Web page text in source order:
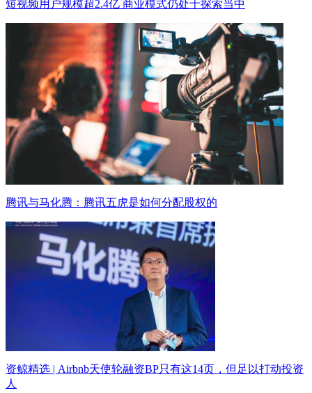
短视频用户规模超2.4亿 商业模式仍处于探索当中
腾讯与马化腾：腾讯五虎是如何分配股权的
资鲸精选 | Airbnb天使轮融资BP只有这14页，但足以打动投资
人